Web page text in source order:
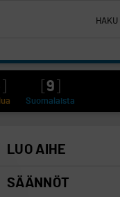
HAKU
9
Suomalaista
LUO AIHE
SÄÄNNÖT